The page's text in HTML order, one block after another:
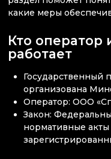
какие меры
Кто оператор
работает
Государственный
организована
Оператор: ООО
Закон:
нормативные